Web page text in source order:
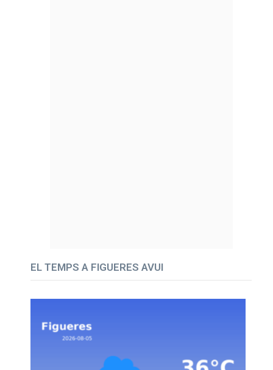
EL TEMPS A FIGUERES AVUI